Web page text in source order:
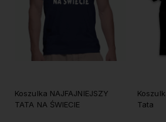
Koszulka NAJFAJNIEJSZY
TATA NA ŚWIECIE
Koszulka męska
Tata